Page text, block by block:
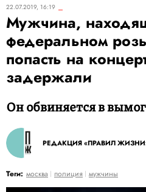
22.07.2019, 16:19
Мужчина,
федеральном
попасть на
задержали
Он обвиняется в
РЕДАКЦИЯ «ПРАВИЛ
Теги: москва полиция мужчины